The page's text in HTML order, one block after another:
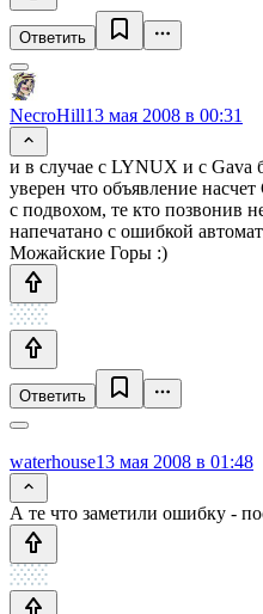
Ответить
NecroHill13 мая 2008 в 00:31
и в случае с LYNUX и с
уверен что объявление
с подвохом, те кто позвонив
напечатано с ошибкой
Можайские Горы :)
Ответить
waterhouse13 мая 2008 в 01:48
А те что заметили ошибку -